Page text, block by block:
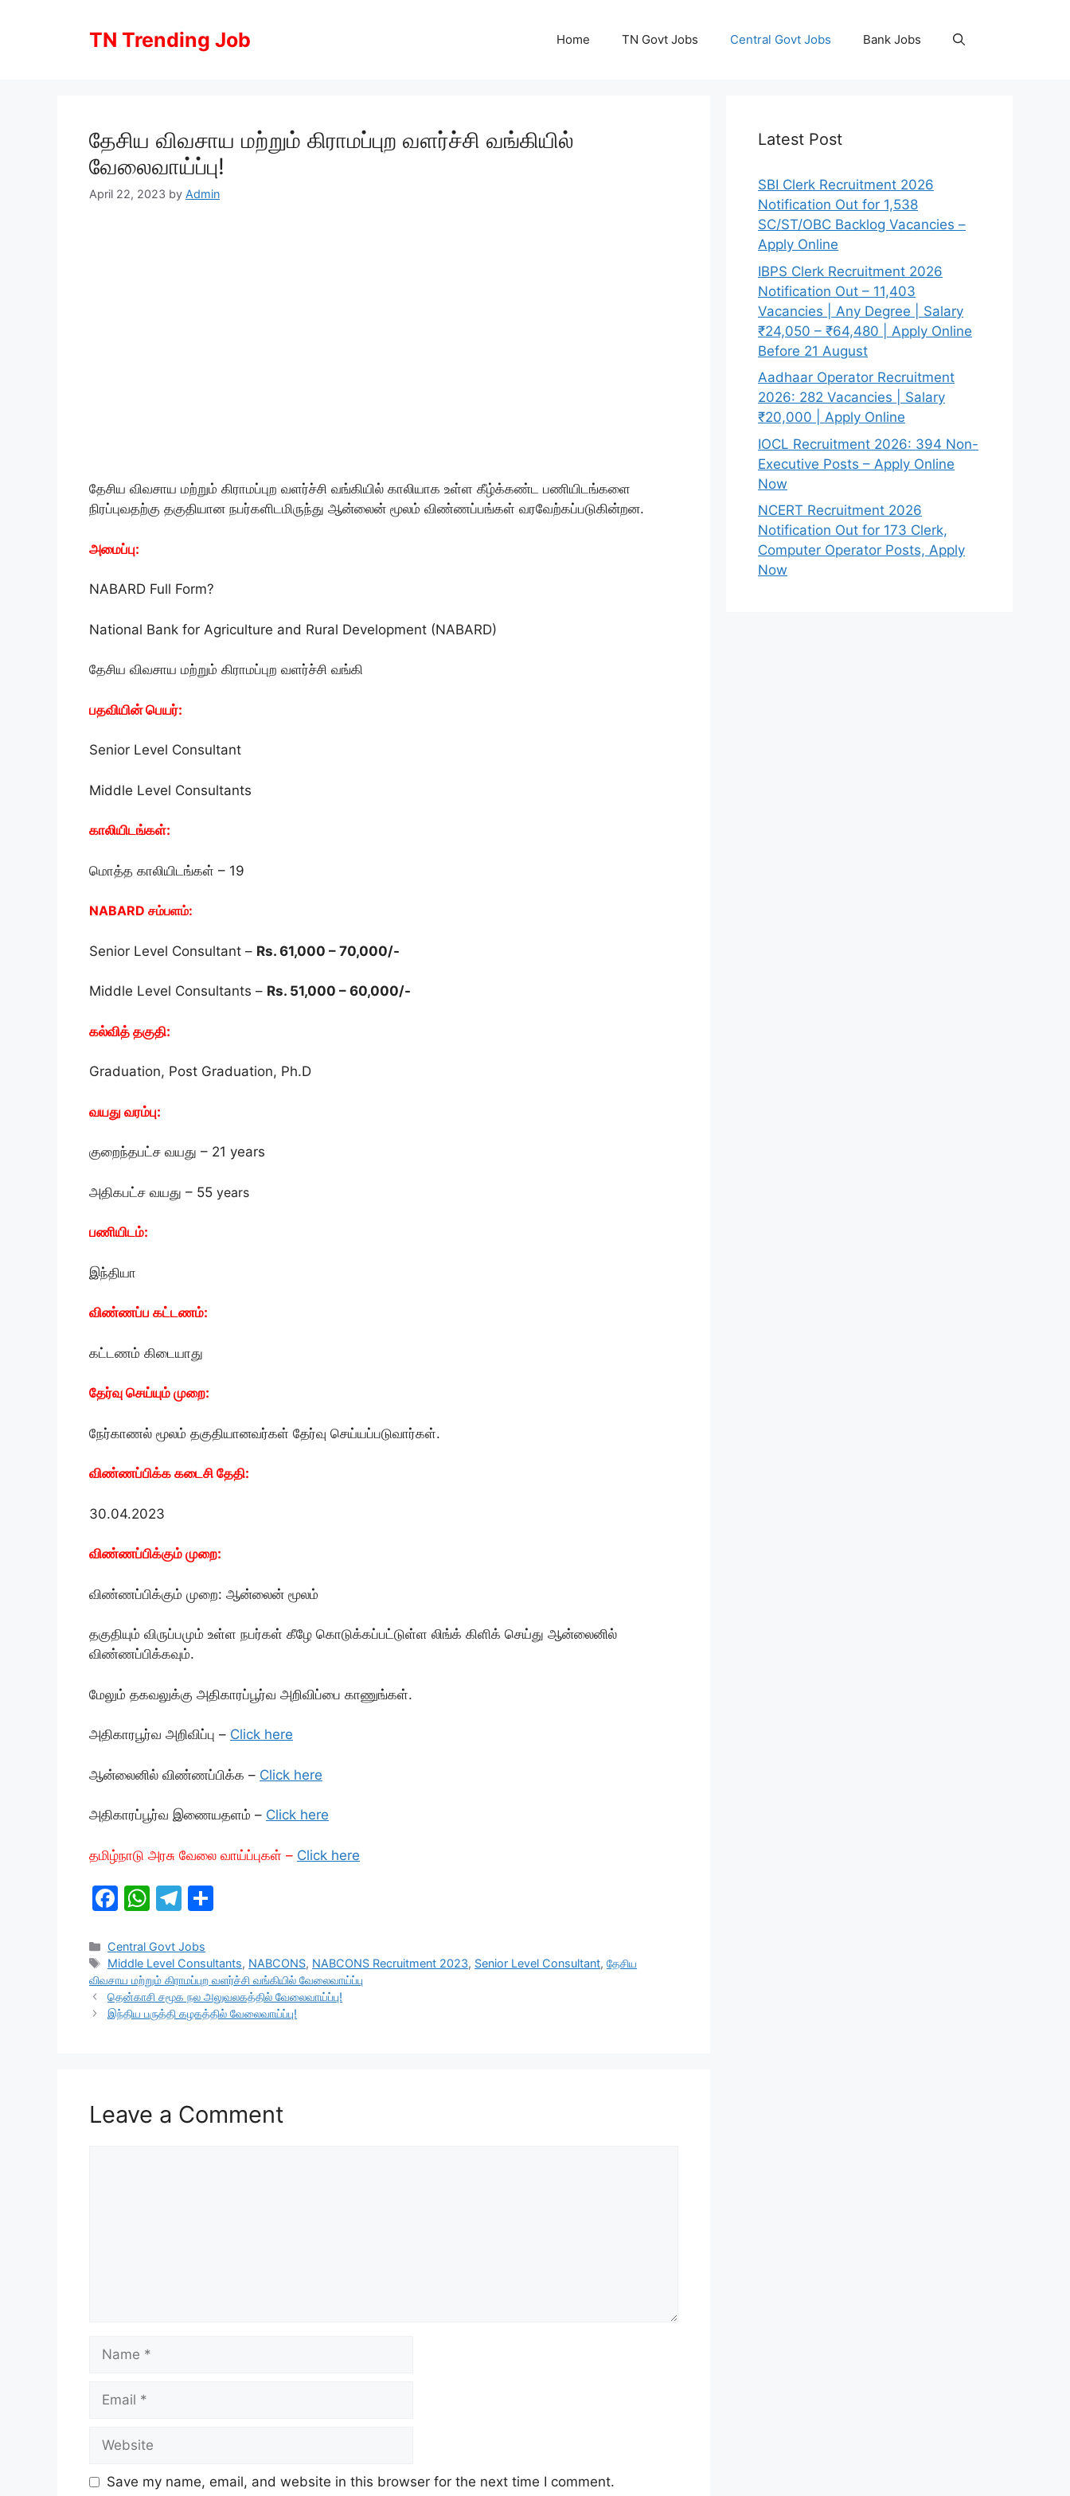
TN Trending Job Home TN Govt Jobs Central Govt Jobs Bank Jobs
தேசிய விவசாய மற்றும் கிராமப்புற வளர்ச்சி வங்கியில்
வேலைவாய்ப்பு!
April 22, 2023 by Admin
தேசிய விவசாய மற்றும் கிராமப்புற வளர்ச்சி வங்கியில் காலியாக உள்ள கீழ்க்கண்ட பணியிடங்களை
நிரப்புவதற்கு தகுதியான நபர்களிடமிருந்து ஆன்லைன் மூலம் விண்ணப்பங்கள் வரவேற்கப்படுகின்றன.
அமைப்பு:
NABARD Full Form?
National Bank for Agriculture and Rural Development (NABARD)
தேசிய விவசாய மற்றும் கிராமப்புற வளர்ச்சி வங்கி
பதவியின் பெயர்:
Senior Level Consultant
Middle Level Consultants
காலியிடங்கள்:
மொத்த காலியிடங்கள் – 19
NABARD சம்பளம்:
Senior Level Consultant – Rs. 61,000 – 70,000/-
Middle Level Consultants – Rs. 51,000 – 60,000/-
கல்வித் தகுதி:
Graduation, Post Graduation, Ph.D
வயது வரம்பு:
குறைந்தபட்ச வயது – 21 years
அதிகபட்ச வயது – 55 years
பணியிடம்:
இந்தியா
விண்ணப்ப கட்டணம்:
கட்டணம் கிடையாது
தேர்வு செய்யும் முறை:
நேர்காணல் மூலம் தகுதியானவர்கள் தேர்வு செய்யப்படுவார்கள்.
விண்ணப்பிக்க கடைசி தேதி:
30.04.2023
விண்ணப்பிக்கும் முறை:
விண்ணப்பிக்கும் முறை: ஆன்லைன் மூலம்
தகுதியும் விருப்பமும் உள்ள நபர்கள் கீழே கொடுக்கப்பட்டுள்ள லிங்க் கிளிக் செய்து ஆன்லைனில்
விண்ணப்பிக்கவும்.
மேலும் தகவலுக்கு அதிகாரப்பூர்வ அறிவிப்பை காணுங்கள்.
அதிகாரபூர்வ அறிவிப்பு – Click here
ஆன்லைனில் விண்ணப்பிக்க – Click here
அதிகாரப்பூர்வ இணையதளம் – Click here
தமிழ்நாடு அரசு வேலை வாய்ப்புகள் – Click here
F
c
e
b
o
W
at
s
A
p
T
e
gr
a
m
e
Categories
Central Govt Jobs
Tags
Middle Level Consultants, NABCONS, NABCONS Recruitment 2023, Senior Level Consultant,தேசிய
விவசாய மற்றும் கிராமப்புற வளர்ச்சி வங்கியில் வேலைவாய்ப்பு
தென்காசி சமூக நல அலுவலகத்தில் வேலைவாய்ப்பு!
இந்திய பருத்தி கழகத்தில் வேலைவாய்ப்பு!
Leave a Comment
Name
Email
Website
Save my name, email, and website in this browser for the next time I comment.
Latest Post
SBI Clerk Recruitment 2026
Notification Out for 1,538
SC/ST/OBC Backlog Vacancies –
Apply Online
IBPS Clerk Recruitment 2026
Notification Out – 11,403
Vacancies | Any Degree | Salary
₹24,050 – ₹64,480 | Apply Online
Before 21 August
Aadhaar Operator Recruitment
2026: 282 Vacancies | Salary
₹20,000 | Apply Online
IOCL Recruitment 2026: 394 Non-
Executive Posts – Apply Online
Now
NCERT Recruitment 2026
Notification Out for 173 Clerk,
Computer Operator Posts, Apply
Now